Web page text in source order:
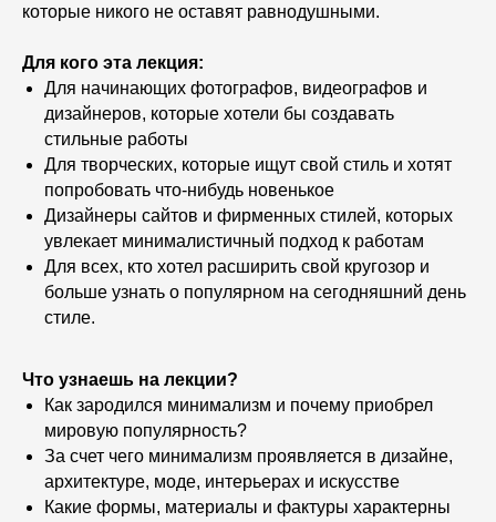
которые никого не оставят равнодушными.
Для кого эта лекция:
Для начинающих фотографов, видеографов и
дизайнеров, которые хотели бы создавать
стильные работы
Для творческих, которые ищут свой стиль и хотят
попробовать что-нибудь новенькое
Дизайнеры сайтов и фирменных стилей, которых
увлекает минималистичный подход к работам
Для всех, кто хотел расширить свой кругозор и
больше узнать о популярном на сегодняшний день
стиле.
Что узнаешь на лекции?
Как зародился минимализм и почему приобрел
мировую популярность?
За счет чего минимализм проявляется в дизайне,
архитектуре, моде, интерьерах и искусстве
Какие формы, материалы и фактуры характерны